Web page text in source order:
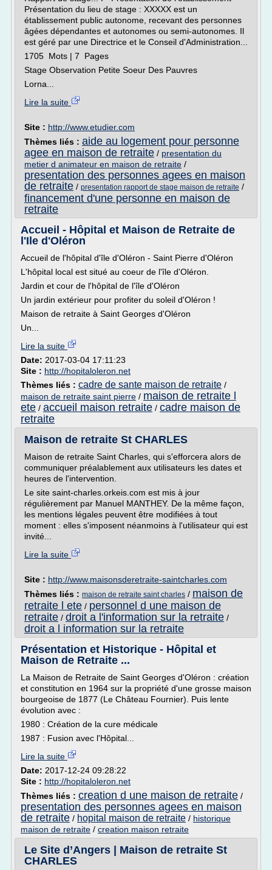
Présentation du lieu de stage : XXXXX est un
établissement public autonome, recevant des personnes
âgées dépendantes et autonomes ou semi-autonomes. Il
est géré par une Directrice et le Conseil d'Administration...
1705 Mots | 7 Pages
Stage Observation Petite Soeur Des Pauvres
Lorna...
Lire la suite
Site : http://www.etudier.com
Thèmes liés : aide au logement pour personne
agee en maison de retraite / presentation du
metier d animateur en maison de retraite /
presentation des personnes agees en maison
de retraite / presentation rapport de stage maison de retraite /
financement d'une personne en maison de
retraite
Accueil - Hôpital et Maison de Retraite de
l'Ile d'Oléron
Accueil de l'hôpital d'île d'Oléron - Saint Pierre d'Oléron
L'hôpital local est situé au coeur de l'île d'Oléron.
Jardin et cour de l'hôpital de l'île d'Oléron
Un jardin extérieur pour profiter du soleil d'Oléron !
Maison de retraite à Saint Georges d'Oléron
Un...
Lire la suite
Date: 2017-03-04 17:11:23
Site : http://hopitaloleron.net
Thèmes liés : cadre de sante maison de retraite /
maison de retraite saint pierre / maison de retraite l
ete / accueil maison retraite / cadre maison de
retraite
Maison de retraite St CHARLES
Maison de retraite Saint Charles, qui s'efforcera alors de
communiquer préalablement aux utilisateurs les dates et
heures de l'intervention.
Le site saint-charles.orkeis.com est mis à jour
régulièrement par Manuel MANTHEY. De la même façon,
les mentions légales peuvent être modifiées à tout
moment : elles s'imposent néanmoins à l'utilisateur qui est
invité...
Lire la suite
Site : http://www.maisonsderetraite-saintcharles.com
Thèmes liés : maison de retraite saint charles / maison de
retraite l ete / personnel d une maison de
retraite / droit a l'information sur la retraite /
droit a l information sur la retraite
Présentation et Historique - Hôpital et
Maison de Retraite ...
La Maison de Retraite de Saint Georges d'Oléron : création
et constitution en 1964 sur la propriété d'une grosse maison
bourgeoise de 1877 (Le Château Fournier). Puis lente
évolution avec :
1980 : Création de la cure médicale
1987 : Fusion avec l'Hôpital...
Lire la suite
Date: 2017-12-24 09:28:22
Site : http://hopitaloleron.net
Thèmes liés : creation d une maison de retraite /
presentation des personnes agees en maison
de retraite / hopital maison de retraite / historique
maison de retraite / creation maison retraite
Le Site d’Angers | Maison de retraite St
CHARLES